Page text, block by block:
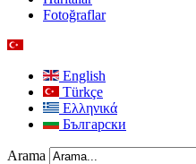
Fotoğraflar
English
Türkçe
Ελληνικά
Български
Arama